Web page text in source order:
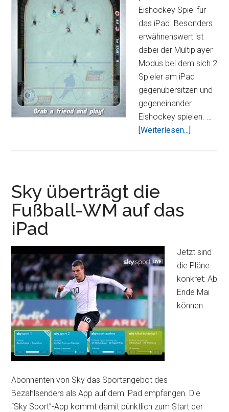
Eishockey Spiel für
das iPad. Besonders
erwähnenswert ist
dabei der Multiplayer
Modus bei dem sich 2
Spieler am iPad
gegenübersitzen und
gegeneinander
Eishockey spielen. …
[Weiterlesen...]
iPad
Sky überträgt die
Fußball-WM auf das
iPad
Jetzt sind
die Pläne
konkret: Ab
Ende Mai
können
Abonnenten von Sky das Sportangebot des
Bezahlsenders als App auf dem iPad empfangen. Die
“Sky Sport”-App kommt damit pünktlich zum Start der